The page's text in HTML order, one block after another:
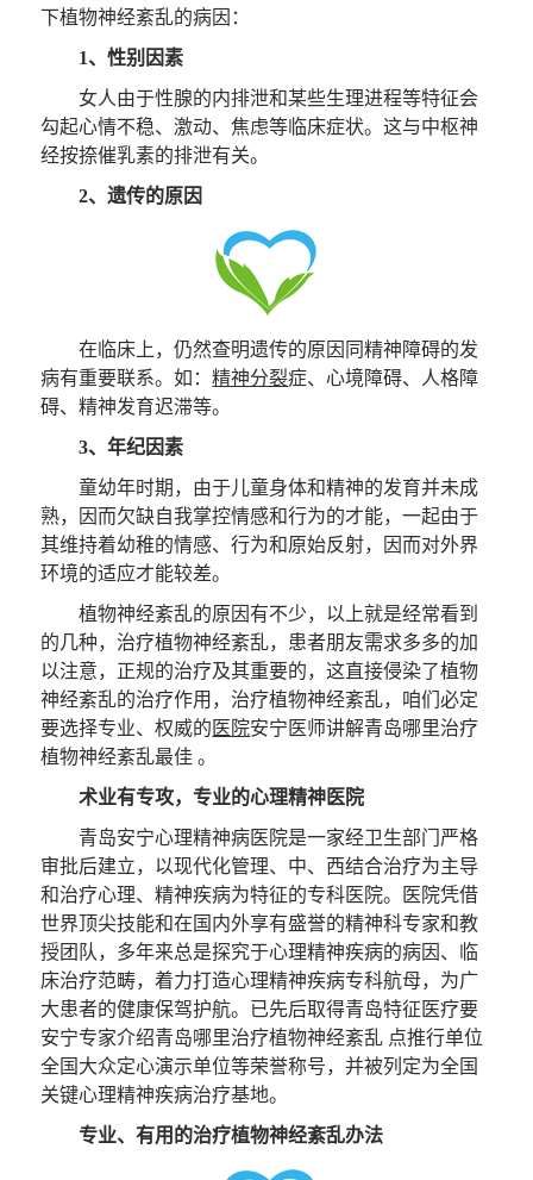
下植物神经紊乱的病因：
1、性别因素
女人由于性腺的内排泄和某些生理进程等特征会
勾起心情不稳、激动、焦虑等临床症状。这与中枢神
经按捺催乳素的排泄有关。
2、遗传的原因
在临床上，仍然查明遗传的原因同精神障碍的发
病有重要联系。如：精神分裂症、心境障碍、人格障
碍、精神发育迟滞等。
3、年纪因素
童幼年时期，由于儿童身体和精神的发育并未成
熟，因而欠缺自我掌控情感和行为的才能，一起由于
其维持着幼稚的情感、行为和原始反射，因而对外界
环境的适应才能较差。
植物神经紊乱的原因有不少，以上就是经常看到
的几种，治疗植物神经紊乱，患者朋友需求多多的加
以注意，正规的治疗及其重要的，这直接侵染了植物
神经紊乱的治疗作用，治疗植物神经紊乱，咱们必定
要选择专业、权威的 医院安宁医师讲解青岛哪里治疗
植物神经紊乱最佳 。
术业有专攻，专业的心理精神医院
青岛安宁心理精神病医院是一家经卫生部门严格
审批后建立，以现代化管理、中、西结合治疗为主导
和治疗心理、精神疾病为特征的专科医院。医院凭借
世界顶尖技能和在国内外享有盛誉的精神科专家和教
授团队，多年来总是探究于心理精神疾病的病因、临
床治疗范畴，着力打造心理精神疾病专科航母，为广
大患者的健康保驾护航。已先后取得青岛特征医疗要
安宁专家介绍青岛哪里治疗植物神经紊乱 点推行单位
全国大众定心演示单位等荣誉称号，并被列定为全国
关键心理精神疾病治疗基地。
专业、有用的治疗植物神经紊乱办法